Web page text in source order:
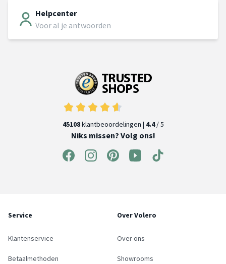
Helpcenter
Voor al je antwoorden
45108klantbeoordelingen | 4.4/ 5
Niks missen? Volg ons!
Service
Klantenservice
Betaalmethoden
Over Volero
Over ons
Showrooms